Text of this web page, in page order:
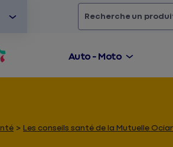
Rechercherun
Auto - Moto
Les conseils santé de la Mutuelle